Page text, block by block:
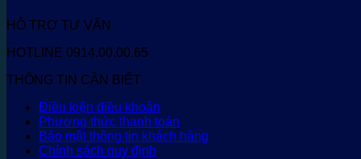
HỖ TRỢ TƯ VẤN
HOTLINE 0914.00.00.65
THÔNG TIN CẦN BIẾT
Điều kiện điều khoản
Phương thức thanh toán
Bảo mật thông tin khách hàng
Chính sách quy định